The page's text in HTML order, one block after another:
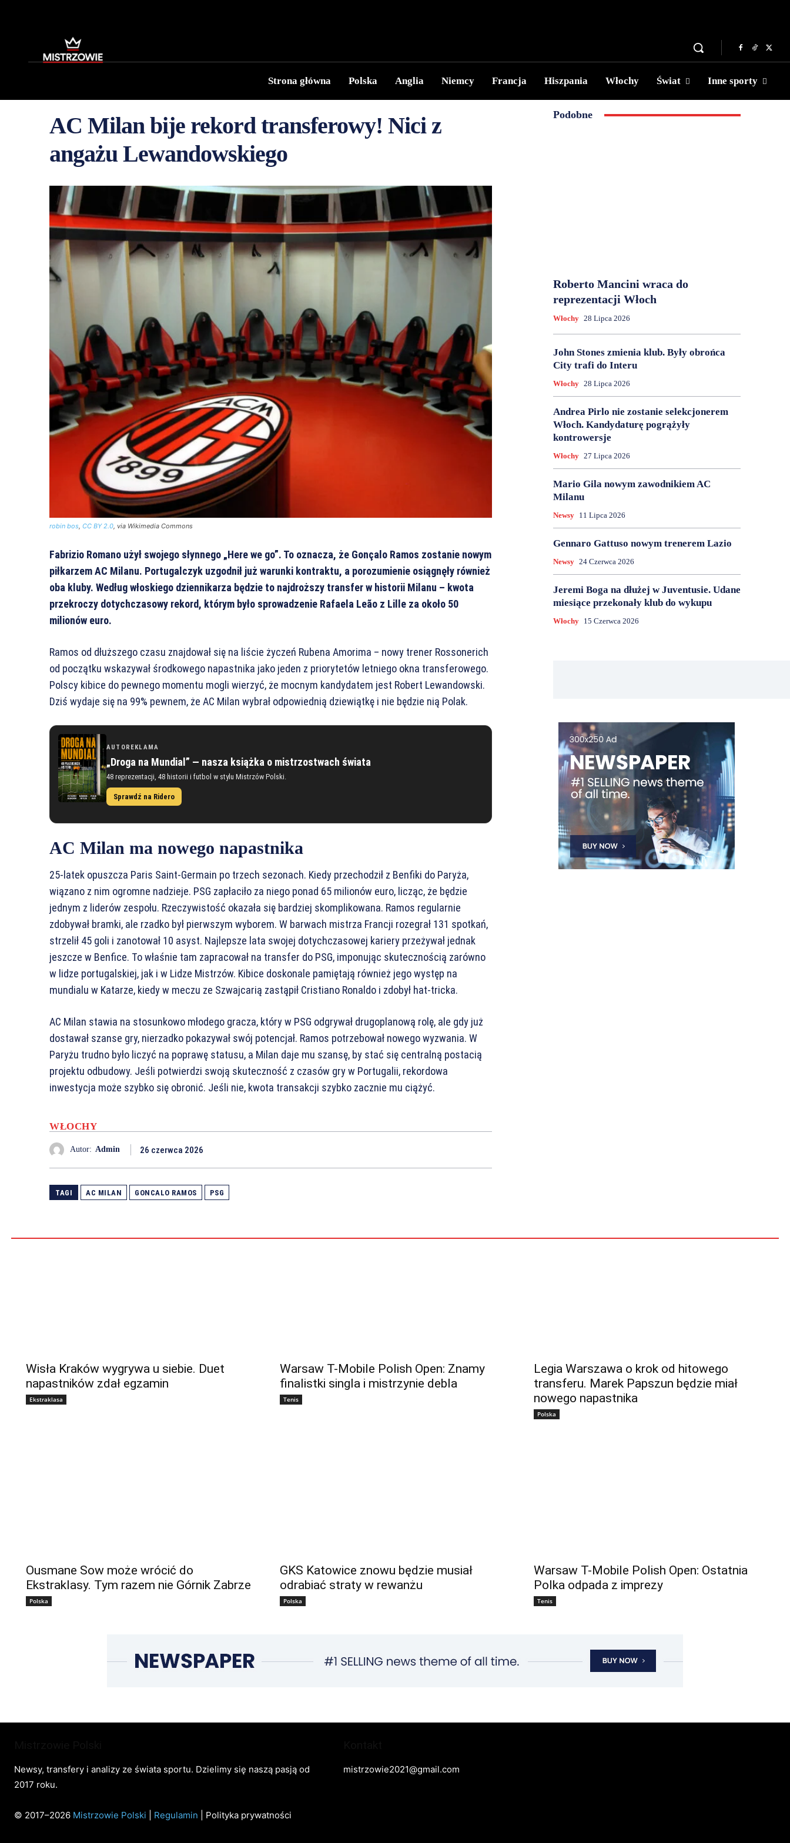
Strona główna Polska Anglia Niemcy Francja Hiszpania Włochy Świat Inne sporty
AC Milan bije rekord transferowy! Nici z
angażu Lewandowskiego
robin bos CC BY 2.0 , via Wikimedia Commons
Fabrizio Romano użył swojego słynnego „Here we go”. To oznacza, że Gonçalo Ramos zostanie nowym
piłkarzem AC Milanu. Portugalczyk uzgodnił już warunki kontraktu, a porozumienie osiągnęły również
oba kluby. Według włoskiego dziennikarza będzie to najdroższy transfer w historii Milanu – kwota
przekroczy dotychczasowy rekord, którym było sprowadzenie Rafaela Leão z Lille za około 50
milionów euro.
Ramos od dłuższego czasu znajdował się na liście życzeń Rubena Amorima – nowy trener Rossonerich
od początku wskazywał środkowego napastnika jako jeden z priorytetów letniego okna transferowego.
Polscy kibice do pewnego momentu mogli wierzyć, że mocnym kandydatem jest Robert Lewandowski.
Dziś wydaje się na 99% pewnem, że AC Milan wybrał odpowiednią dziewiątkę i nie będzie nią Polak.
AUTOREKLAMA
„Droga na Mundial” — nasza książka o mistrzostwach świata
48 reprezentacji, 48 historii i futbol w stylu Mistrzów Polski.
Sprawdź na Ridero
AC Milan ma nowego napastnika
25-latek opuszcza Paris Saint-Germain po trzech sezonach. Kiedy przechodził z Benfiki do Paryża,
wiązano z nim ogromne nadzieje. PSG zapłaciło za niego ponad 65 milionów euro, licząc, że będzie
jednym z liderów zespołu. Rzeczywistość okazała się bardziej skomplikowana. Ramos regularnie
zdobywał bramki, ale rzadko był pierwszym wyborem. W barwach mistrza Francji rozegrał 131 spotkań,
strzelił 45 goli i zanotował 10 asyst. Najlepsze lata swojej dotychczasowej kariery przeżywał jednak
jeszcze w Benfice. To właśnie tam zapracował na transfer do PSG, imponując skutecznością zarówno
w lidze portugalskiej, jak i w Lidze Mistrzów. Kibice doskonale pamiętają również jego występ na
mundialu w Katarze, kiedy w meczu ze Szwajcarią zastąpił Cristiano Ronaldo i zdobył hat-tricka.
AC Milan stawia na stosunkowo młodego gracza, który w PSG odgrywał drugoplanową rolę, ale gdy już
dostawał szanse gry, nierzadko pokazywał swój potencjał. Ramos potrzebował nowego wyzwania. W
Paryżu trudno było liczyć na poprawę statusu, a Milan daje mu szansę, by stać się centralną postacią
projektu odbudowy. Jeśli potwierdzi swoją skuteczność z czasów gry w Portugalii, rekordowa
inwestycja może szybko się obronić. Jeśli nie, kwota transakcji szybko zacznie mu ciążyć.
WŁOCHY
Autor: Admin 26 czerwca 2026
TAGI AC MILAN GONCALO RAMOS PSG
Podobne
Roberto Mancini wraca do
reprezentacji Włoch
Włochy 28 Lipca 2026
John Stones zmienia klub. Były obrońca
City trafi do Interu
Włochy 28 Lipca 2026
Andrea Pirlo nie zostanie selekcjonerem
Włoch. Kandydaturę pogrążyły
kontrowersje
Włochy 27 Lipca 2026
Mario Gila nowym zawodnikiem AC
Milanu
Newsy 11 Lipca 2026
Gennaro Gattuso nowym trenerem Lazio
Newsy 24 Czerwca 2026
Jeremi Boga na dłużej w Juventusie. Udane
miesiące przekonały klub do wykupu
Włochy 15 Czerwca 2026
Wisła Kraków wygrywa u siebie. Duet
napastników zdał egzamin
Ekstraklasa
Warsaw T-Mobile Polish Open: Znamy
finalistki singla i mistrzynie debla
Tenis
Legia Warszawa o krok od hitowego
transferu. Marek Papszun będzie miał
nowego napastnika
Polska
Ousmane Sow może wrócić do
Ekstraklasy. Tym razem nie Górnik Zabrze
Polska
GKS Katowice znowu będzie musiał
odrabiać straty w rewanżu
Polska
Warsaw T-Mobile Polish Open: Ostatnia
Polka odpada z imprezy
Tenis
Newsy, transfery i analizy ze świata sportu. Dzielimy się naszą pasją od
2017 roku.
© 2017–2026 Mistrzowie Polski Regulamin | Polityka prywatności
mistrzowie2021@gmail.com